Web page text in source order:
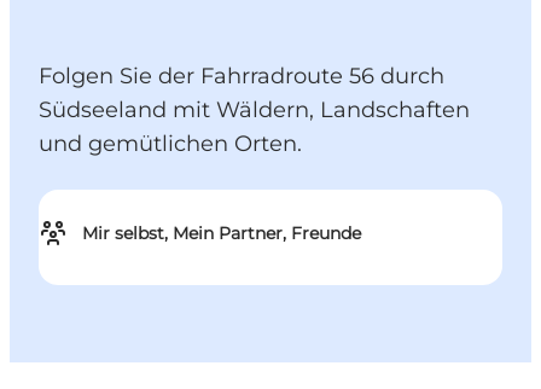
Folgen Sie der Fahrradroute 56 durch
Südseeland mit Wäldern, Landschaften
und gemütlichen Orten.
Mir selbst, Mein Partner, Freunde